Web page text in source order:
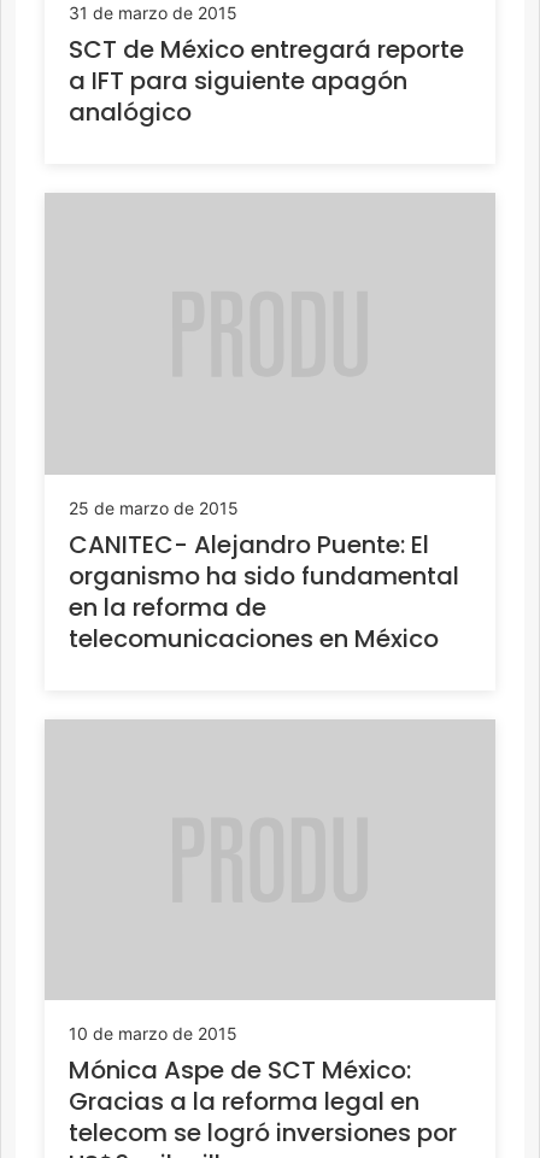
31 de marzo de 2015
SCT de México entregará reporte
a IFT para siguiente apagón
analógico
25 de marzo de 2015
CANITEC- Alejandro Puente: El
organismo ha sido fundamental
en la reforma de
telecomunicaciones en México
10 de marzo de 2015
Mónica Aspe de SCT México:
Gracias a la reforma legal en
telecom se logró inversiones por